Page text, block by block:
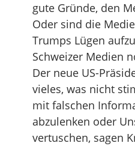
gute Gründe, den
Oder sind die
Trumps Lügen
Schweizer Medien
Der neue US-
vieles, was nicht
mit falschen
abzulenken oder
vertuschen, sagen